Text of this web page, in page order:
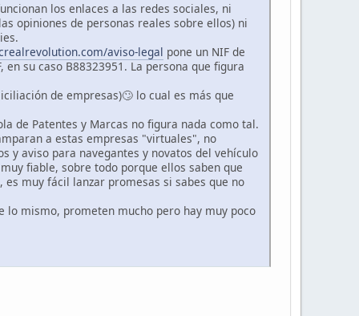
los enlaces a las redes sociales, ni
opiniones de personas reales sobre ellos) ni
aviso-legal pone un NIF de
su caso B88323951. La persona que figura
de empresas)🙄 lo cual es más que
de Patentes y Marcas no figura nada como tal.
a estas empresas "virtuales", no
y aviso para navegantes y novatos del vehículo
fiable, sobre todo porque ellos saben que
muy fácil lanzar promesas si sabes que no
lo mismo, prometen mucho pero hay muy poco